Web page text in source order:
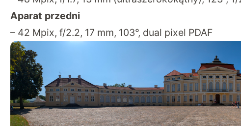
Aparat przedni
– 42 Mpix, f/2.2, 17 mm, 103°, dual pixel PDAF